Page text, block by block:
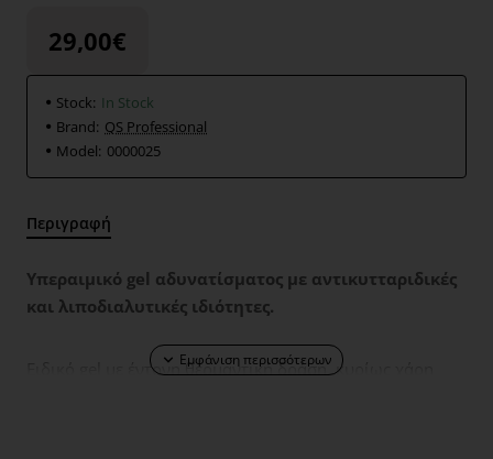
29,00€
Stock: In Stock
Brand: QS Professional
Model: 0000025
Περιγραφή
Υπεραιμικό gel αδυνατίσματος με αντικυτταριδικές
και λιποδιαλυτικές ιδιότητες.
Ειδικό gel με έντονη θερμαντική δράση, κυρίως χάρη